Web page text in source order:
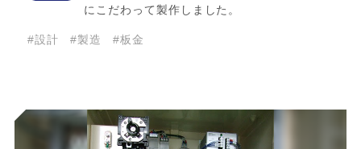
にこだわって製作しました。
#設計 #製造 #板金